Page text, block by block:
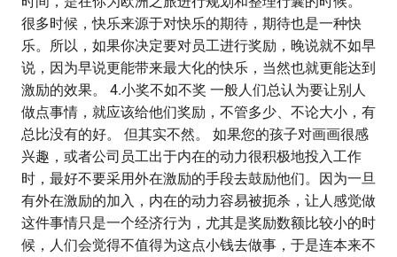
很多时候，快乐来源于对快乐的期待，期待也是一种快
乐。所以，如果你决定要对员工进行奖励，晚说就不如早
说，因为早说更能带来最大化的快乐，当然也就更能达到
激励的效果。 4.小奖不如不奖 一般人们总认为要让别人
做点事情，就应该给他们奖励，不管多少、不论大小，有
总比没有的好。 但其实不然。 如果您的孩子对画画很感
兴趣，或者公司员工出于内在的动力很积极地投入工作
时，最好不要采用外在激励的手段去鼓励他们。因为一旦
有外在激励的加入，内在的动力容易被扼杀，让人感觉做
这件事情只是一个经济行为，尤其是奖励数额比较小的时
候，人们会觉得不值得为这点小钱去做事，于是连本来不